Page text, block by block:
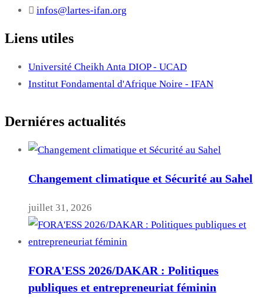
infos@lartes-ifan.org
Liens utiles
Université Cheikh Anta DIOP - UCAD
Institut Fondamental d'Afrique Noire - IFAN
Derniéres actualités
Changement climatique et Sécurité au Sahel
juillet 31, 2026
FORA'ESS 2026/DAKAR : Politiques
publiques et entrepreneuriat féminin